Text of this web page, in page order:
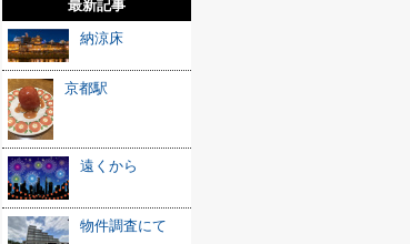
最新記事
納涼床
京都駅
遠くから
物件調査にて